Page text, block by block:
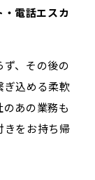
電話エスカ
ず、その後の
ぎ込める柔軟
あの業務も
きをお持ち帰